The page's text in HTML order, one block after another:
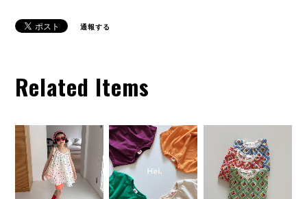
通報する
Related Items